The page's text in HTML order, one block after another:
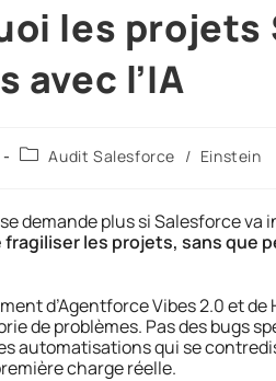
les
avec l’IA
Audit Salesforce / Einstein
demande plus si Salesforce va
les projets, sans que
d’Agentforce Vibes 2.0 et
de problèmes. Pas des bugs
automatisations qui se
charge réelle.